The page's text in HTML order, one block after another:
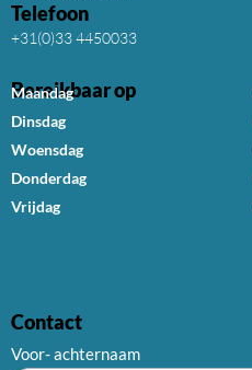
Telefoon
+31(0)33 4450033
Bereikbaar op
Maandag
Dinsdag
Woensdag
Donderdag
Vrijdag
Contact
Voor- achternaam